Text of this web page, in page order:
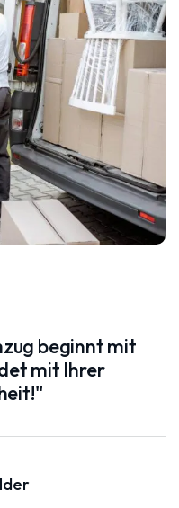
beginnt mit
mit Ihrer